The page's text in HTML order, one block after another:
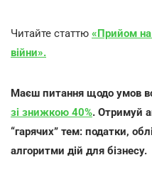
Читайте статтю «Прийом
війни».
Маєш питання щодо умов
зі знижкою 40%. Отримуй
“гарячих” тем: податки,
алгоритми дій для бізнесу.